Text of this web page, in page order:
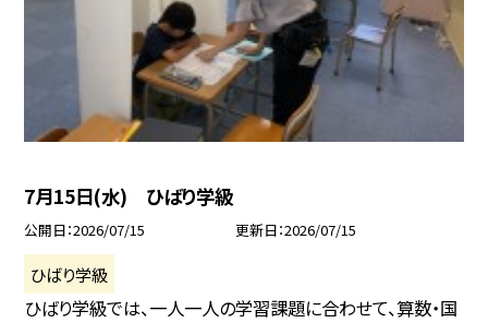
7月15日(水) ひばり学級
公開日 2026/07/15 更新日 2026/07/15
ひばり学級
ひばり学級では、一人一人の学習課題に合わせて、算数・国